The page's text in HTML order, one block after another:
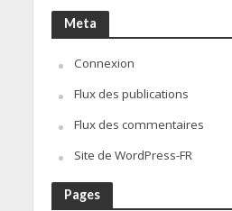
Meta
Connexion
Flux des publications
Flux des commentaires
Site de WordPress-FR
Pages